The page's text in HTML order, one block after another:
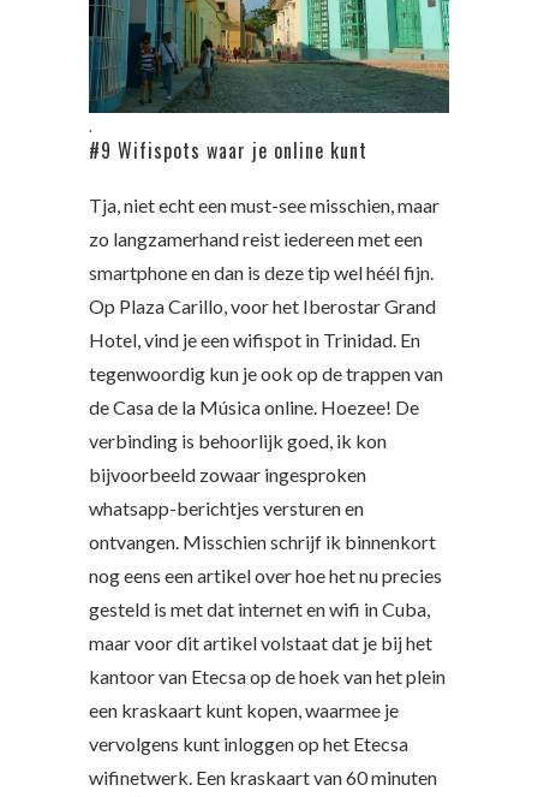
.
#9 Wifispots waar je online kunt
Tja, niet echt een must-see misschien, maar
zo langzamerhand reist iedereen met een
smartphone en dan is deze tip wel héél fijn.
Op Plaza Carillo, voor het Iberostar Grand
Hotel, vind je een wifispot in Trinidad. En
tegenwoordig kun je ook op de trappen van
de Casa de la Música online. Hoezee! De
verbinding is behoorlijk goed, ik kon
bijvoorbeeld zowaar ingesproken
whatsapp-berichtjes versturen en
ontvangen. Misschien schrijf ik binnenkort
nog eens een artikel over hoe het nu precies
gesteld is met dat internet en wifi in Cuba,
maar voor dit artikel volstaat dat je bij het
kantoor van Etecsa op de hoek van het plein
een kraskaart kunt kopen, waarmee je
vervolgens kunt inloggen op het Etecsa
wifinetwerk. Een kraskaart van 60 minuten